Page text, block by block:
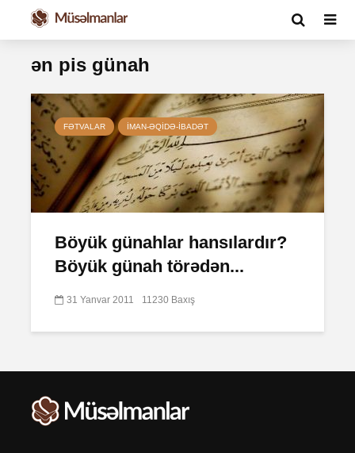
ən pis günah
FƏTVALAR İMAN-ƏQIDƏ-IBADƏT
Böyük günahlar hansılardır?
Böyük günah törədən...
31 Yanvar 2011 11230 Baxış